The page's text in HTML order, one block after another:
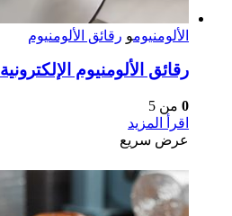
الألومنيومو رقائق الألومنيوم
رقائق الألومنيوم الإلكترونية
0 من 5
اقرأ المزيد
عرض سريع